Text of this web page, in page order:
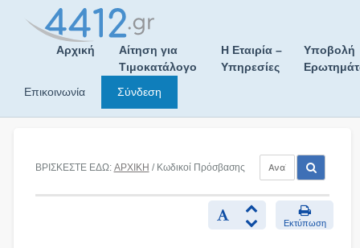
Αρχική
Αίτηση για
Τιμοκατάλογο
Η Εταιρία –
Υπηρεσίες
Υποβολή
Επικοινωνία
Σύνδεση
ΒΡΙΣΚΕΣΤΕ ΕΔΩ: ΑΡΧΙΚΗ / Κωδικοί Πρόσβασης
Εκτύπωση